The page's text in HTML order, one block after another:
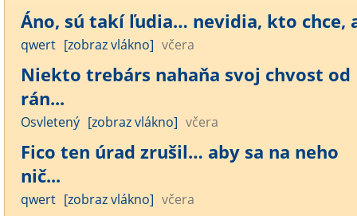
Áno, sú takí ľudia… nevidia, kto chce,
qwert [zobraz vlákno] včera
Niekto trebárs nahaňa svoj chvost od
rán...
Osvletený [zobraz vlákno] včera
Fico ten úrad zrušil… aby sa na neho
nič...
qwert [zobraz vlákno] včera